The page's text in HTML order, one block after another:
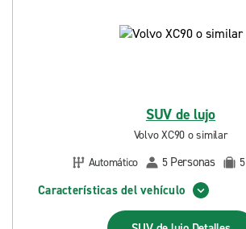
SUV de lujo
Volvo XC90 o similar
Automático
5 Personas 5
Características del vehículo